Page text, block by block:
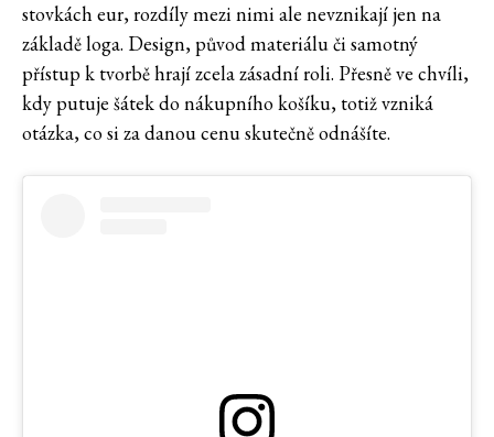
stovkách eur, rozdíly mezi nimi ale nevznikají jen na
základě loga. Design, původ materiálu či samotný
přístup k tvorbě hrají zcela zásadní roli. Přesně ve chvíli,
kdy putuje šátek do nákupního košíku, totiž vzniká
otázka, co si za danou cenu skutečně odnášíte.